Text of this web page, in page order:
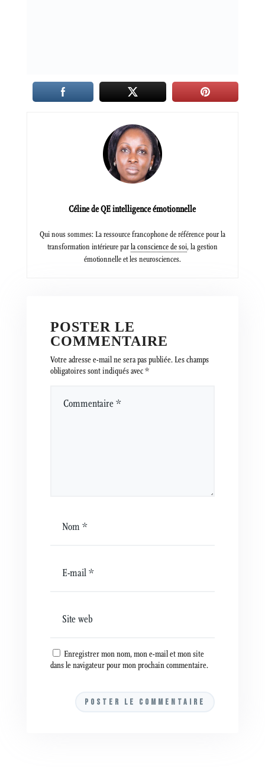
Céline de QE intelligence émotionnelle
Qui nous sommes: La ressource francophone de référence pour la
transformation intérieure parla conscience de soi, la gestion
émotionnelle et les neurosciences.
POSTER LE
COMMENTAIRE
Votre adresse e-mail ne sera pas publiée.Les champs
obligatoires sont indiqués avec*
Enregistrer mon nom, mon e-mail et mon site
dans le navigateur pour mon prochain commentaire.